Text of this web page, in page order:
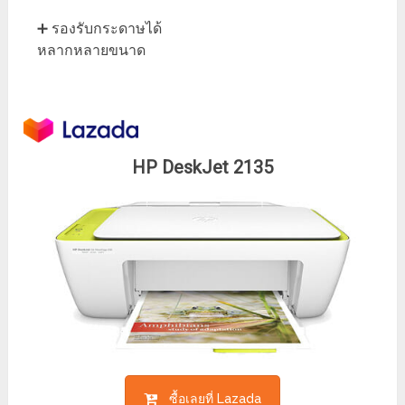
➕ รองรับกระดาษได้
หลากหลายขนาด
HP DeskJet 2135
ซื้อเลยที่ Lazada